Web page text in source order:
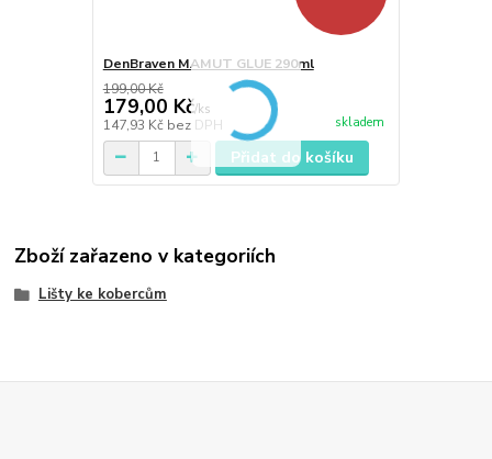
DenBraven MAMUT GLUE 290ml
199,00 Kč
179,00 Kč/ks
147,93 Kč bez DPH skladem
Přidat do košíku
Zboží zařazeno v kategoriích
Lišty ke kobercům